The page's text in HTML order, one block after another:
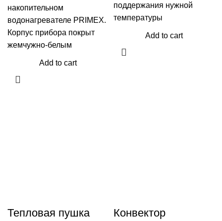
накопительном
водонагревателе PRIMЕX.
Корпус прибора покрыт
жемчужно-белым
Add to cart
поддержания нужной
температуры
Add to cart
Тепловая пушка
Конвектор